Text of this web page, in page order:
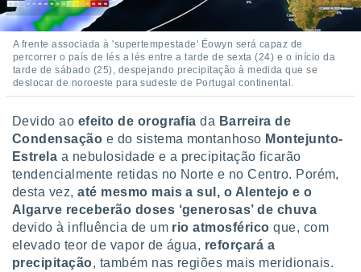
A frente associada à 'supertempestade' Éowyn será capaz de
percorrer o país de lés a lés entre a tarde de sexta (24) e o início da
tarde de sábado (25), despejando precipitação à medida que se
deslocar de noroeste para sudeste de Portugal continental.
Devido ao efeito de orografia da Barreira de
Condensação e do sistema montanhoso Montejunto-
Estrela a nebulosidade e a precipitação ficarão
tendencialmente retidas no Norte e no Centro. Porém,
desta vez,até mesmo mais a sul, o Alentejo e o
Algarve receberão doses ‘generosas’ de chuva
devido à influência de um rio atmosférico que, com
elevado teor de vapor de água, reforçará a
precipitação, também nas regiões mais meridionais.